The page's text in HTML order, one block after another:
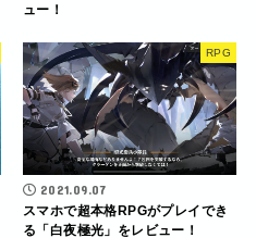
ュー！
RPG
2021.09.07
スマホで超本格RPGがプレイでき
る「白夜極光」をレビュー！